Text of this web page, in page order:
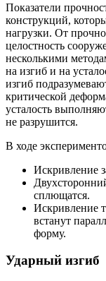
Показатели
конструкций,
нагрузки. От
целостность
несколькими
на изгиб и на
изгиб
критической
усталость
не разрушится.
В ходе
Искривление
сплющатся.
Искривление
встанут
форму.
Ударный изгиб